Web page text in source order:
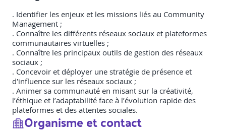
. Identifier les enjeux et les missions liés au Community
Management ;
. Connaître les différents réseaux sociaux et plateformes
communautaires virtuelles ;
. Connaître les principaux outils de gestion des réseaux
sociaux ;
. Concevoir et déployer une stratégie de présence et
d'influence sur les réseaux sociaux ;
. Animer sa communauté en misant sur la créativité,
l’éthique et l’adaptabilité face à l’évolution rapide des
plateformes et des attentes sociales.
Organisme et contact